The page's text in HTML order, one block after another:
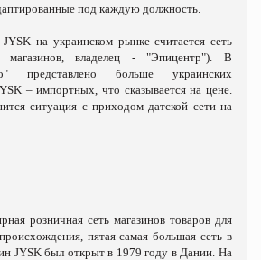
под каждую должность.
на украинском рынке считается сеть
владелец - "Эпицентр"). В
представлено больше украинских
– импортных, что сказывается на цене.
ситуация с приходом датской сети на
розничная сеть магазинов товаров для
пятая самая большая сеть в
JYSK был открыт в 1979 году в Дании. На